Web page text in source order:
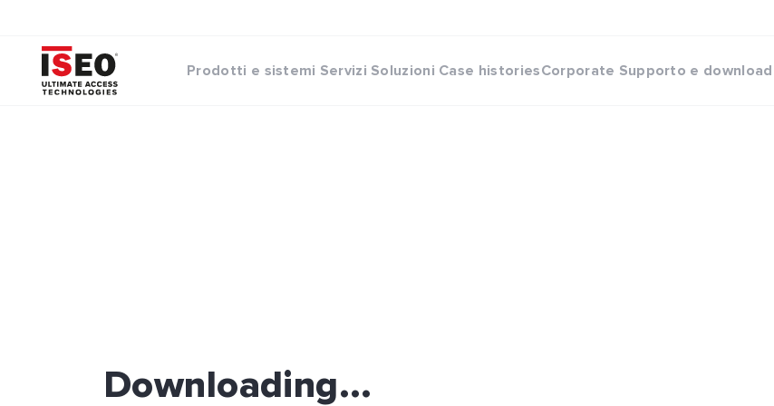
Prodotti e sistemi Servizi Soluzioni Case historiesCorporate Supporto e download
Downloading...